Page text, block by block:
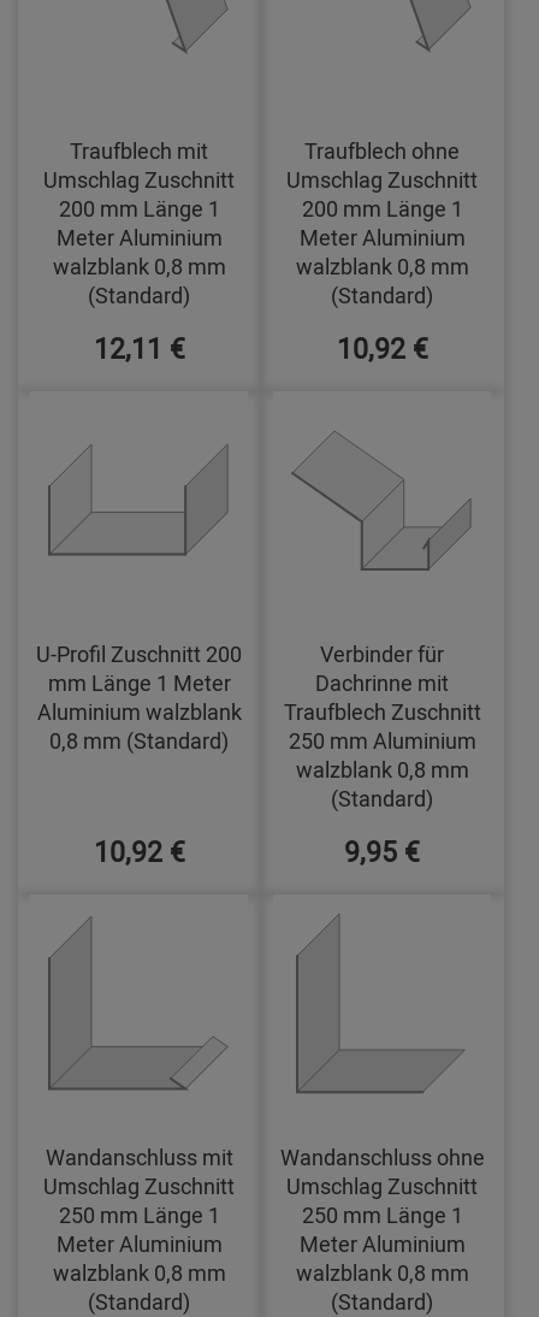
Traufblech mit
Umschlag Zuschnitt
200 mm Länge 1
Meter Aluminium
walzblank 0,8 mm
(Standard)
12,11 €
Traufblech ohne
Umschlag Zuschnitt
200 mm Länge 1
Meter Aluminium
walzblank 0,8 mm
(Standard)
10,92 €
U-Profil Zuschnitt 200
mm Länge 1 Meter
Aluminium walzblank
0,8 mm (Standard)
10,92 €
Verbinder für
Dachrinne mit
Traufblech Zuschnitt
250 mm Aluminium
walzblank 0,8 mm
(Standard)
9,95 €
Wandanschluss mit
Umschlag Zuschnitt
250 mm Länge 1
Meter Aluminium
walzblank 0,8 mm
(Standard)
Wandanschluss ohne
Umschlag Zuschnitt
250 mm Länge 1
Meter Aluminium
walzblank 0,8 mm
(Standard)